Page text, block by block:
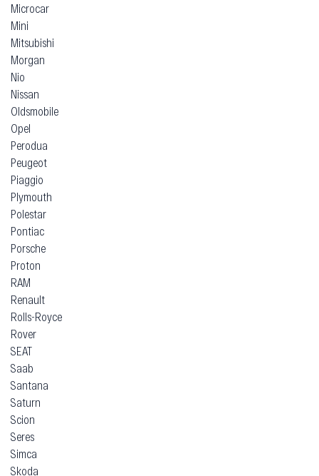
Microcar
Mini
Mitsubishi
Morgan
Nio
Nissan
Oldsmobile
Opel
Perodua
Peugeot
Piaggio
Plymouth
Polestar
Pontiac
Porsche
Proton
RAM
Renault
Rolls-Royce
Rover
SEAT
Saab
Santana
Saturn
Scion
Seres
Simca
Skoda